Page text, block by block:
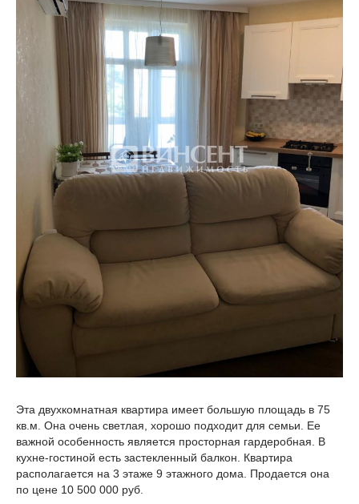
Эта двухкомнатная квартира имеет большую площадь в 75
кв.м. Она очень светлая, хорошо подходит для семьи. Ее
важной особенность является просторная гардеробная. В
кухне-гостиной есть застекленный балкон. Квартира
располагается на 3 этаже 9 этажного дома. Продается она
по цене 10 500 000 руб.